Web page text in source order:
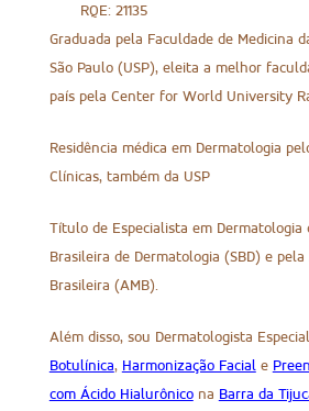
RQE: 21135
Graduada pela Faculdade de Medicina
São Paulo (USP), eleita a melhor
país pela Center for World University
Residência médica em Dermatologia
Clínicas, também da USP
Título de Especialista em Dermatologia
Brasileira de Dermatologia (SBD) e pela
Brasileira (AMB).
Além disso, sou Dermatologista
Botulínica, Harmonização Faciale
com Ácido Hialurônicona Barra da